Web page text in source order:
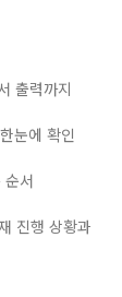
출력까지
눈에 확인
순서
진행 상황과